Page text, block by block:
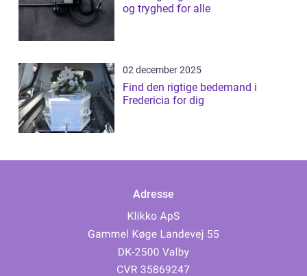
og tryghed for alle
02 december 2025
Find den rigtige bedemand i
Fredericia for dig
Adresse